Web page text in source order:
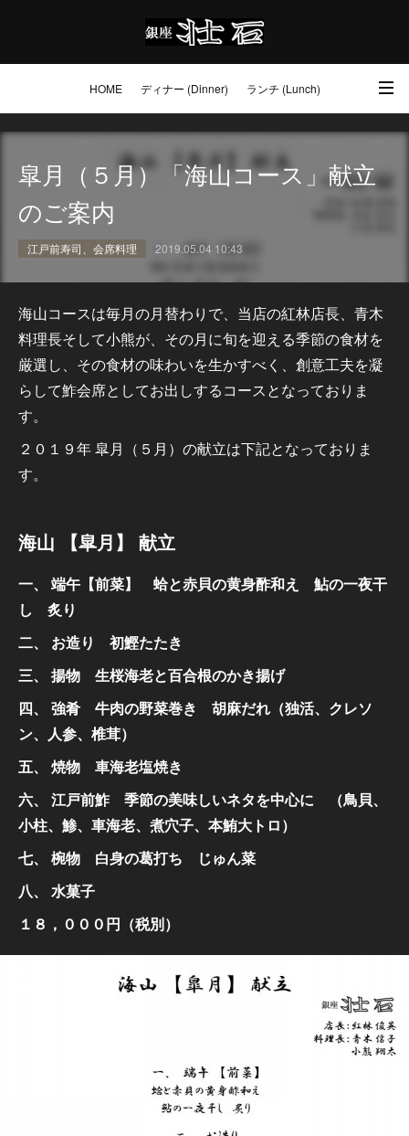
HOME ディナー (Dinner) ランチ (Lunch)
アクセス・ご予約 (Access / Reservations) ワイン (Wine) お土産 (Go to)
壮石の心 (Our Philosophy)
皐月（５月）「海山コース」献立
のご案内
江戸前寿司、会席料理 2019.05.04 10:43
海山コースは毎月の月替わりで、当店の紅林店長、青木
料理長そして小熊が、その月に旬を迎える季節の食材を
厳選し、その食材の味わいを生かすべく、創意工夫を凝
らして鮓会席としてお出しするコースとなっておりま
す。
２０１９年 皐月（５月）の献立は下記となっておりま
す。
海山 【皐月】 献立
一、 端午【前菜】 蛤と赤貝の黄身酢和え
鮎の一夜干
し 炙り
二、 お造り
初鰹たたき
三、 揚物
生桜海老と百合根のかき揚げ
四、 強肴
牛肉の野菜巻き 胡麻だれ（独活、クレソ
ン、人参、椎茸）
五、 焼物
車海老塩焼き
六、 江戸前鮓
季節の美味しいネタを中心に
（鳥貝、
小柱、鯵、車海老、煮穴子、本鮪大トロ）
七、 椀物
白身の葛打ち じゅん菜
八、 水菓子
１８，０００円（税別）